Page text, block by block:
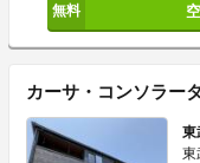
カーサ・コンソラータ
東
東